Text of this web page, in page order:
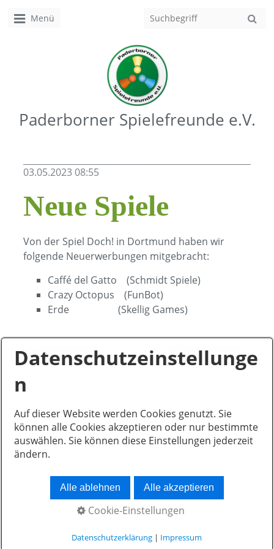
Menü
Paderborner Spielefreunde e.V.
03.05.2023 08:55
Neue Spiele
Von der Spiel Doch! in Dortmund haben wir
folgende Neuerwerbungen mitgebracht:
Caffé del Gatto (Schmidt Spiele)
Crazy Octopus (FunBot)
Erde (Skellig Games)
Voriger Artikel Nächster Artikel
© 2026 Paderborner Spielefreunde e.V.
Datenschutzeinstellunge
n
Auf dieser Website werden Cookies genutzt. Sie
können alle Cookies akzeptieren oder nur bestimmte
auswählen. Sie können diese Einstellungen jederzeit
ändern.
Alle ablehnen Alle akzeptieren
Cookie-Einstellungen
Datenschutzerklärung | Impressum